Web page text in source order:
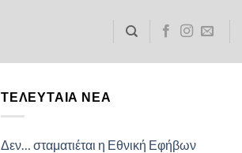
ΤΕΛΕΥΤΑΊΑ ΝΈΑ
Δεν… σταματιέται η Εθνική Εφήβων